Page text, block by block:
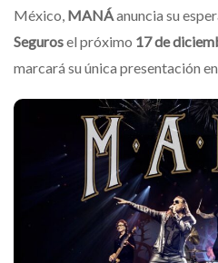
México, MANÁanuncia su
Segurosel próximo 17 de
marcará su única presentación